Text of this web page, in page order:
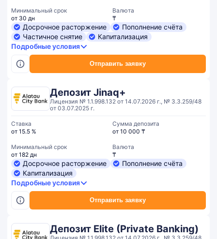
Отправить заявку
Минимальный срок
от 30 дн
Валюта
₸
Досрочное расторжение
Пополнение счёта
Частичное снятие
Капитализация
Подробные условия
Депозит Jinaq+
Лицензия № 1.1.998.132 от 14.07.2026 г., № 3.3.259/48
от 03.07.2025 г.
Отправить заявку
Ставка
от 15.5 %
Сумма депозита
от 10 000 ₸
Минимальный срок
от 182 дн
Валюта
₸
Досрочное расторжение
Пополнение счёта
Капитализация
Подробные условия
Депозит Elite (Private Banking)